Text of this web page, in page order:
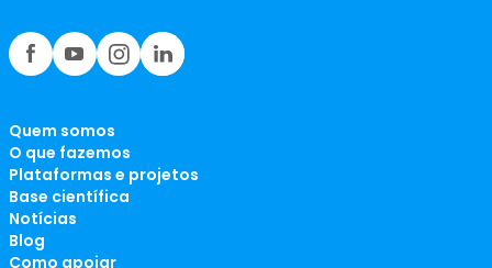
Quem somos
O que fazemos
Plataformas e projetos
Base científica
Notícias
Blog
Como apoiar